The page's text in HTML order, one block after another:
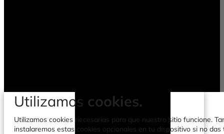
Utilizamos cookies.
Utilizamos cookies necesarias para que nuestro sitio funcione.
instalaremos estas cookies opcionales en tu dispositivo si no